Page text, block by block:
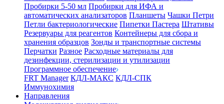
Пробирки 5-50 мл Пробирки для ИФА и
автоматических анализаторов Планшеты Чашки Петри
Петли бактериологические Пипетки Пастера Штативы
Резервуары для реагентов Контейнеры для сбора и
хранения образцов Зонды и транспортные системы
Перчатки Разное Расходные материалы для
дезинфекции, стерилизации и утилизации
Программное обеспечение
FRT Manager КДЛ-МАКС КДЛ-СПК
Иммунохимия
Направления